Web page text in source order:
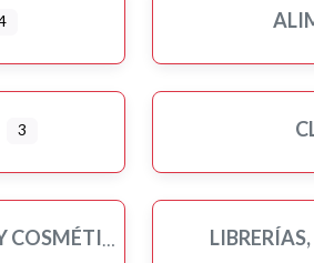
Veterinarios/
3
LIBRERÍAS,